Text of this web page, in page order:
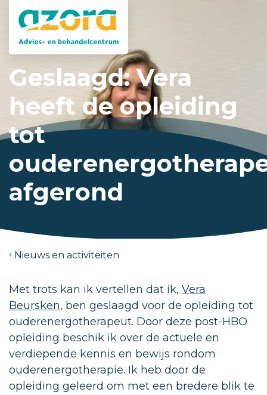
Geslaagd: Vera
heeft de opleiding
tot
afgerond
Nieuws en activiteiten
Met trots kan ik vertellen dat ik, Vera
Beursken, ben geslaagd voor de opleiding tot
ouderenergotherapeut. Door deze post-HBO
opleiding beschik ik over de actuele en
verdiepende kennis en bewijs rondom
ouderenergotherapie. Ik heb door de
opleiding geleerd om met een bredere blik te